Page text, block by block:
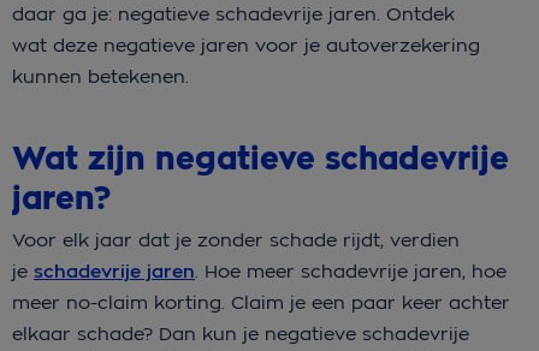
daar ga je: negatieve schadevrije jaren. Ontdek
wat deze negatieve jaren voor je autoverzekering
kunnen betekenen.
Wat zijn negatieve schadevrije
jaren?
Voor elk jaar dat je zonder schade rijdt, verdien
je schadevrije jaren. Hoe meer schadevrije jaren, hoe
meer no-claim korting. Claim je een paar keer achter
elkaar schade? Dan kun je negatieve schadevrije